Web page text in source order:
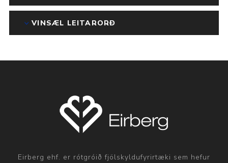
VINSÆL LEITARORÐ
Eirberg ehf. er rótgróið fjölskyldufyrirtæki sem hefur